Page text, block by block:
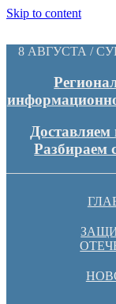
Skip to content
8 АВГУСТА /
Доставляем
Разбираем